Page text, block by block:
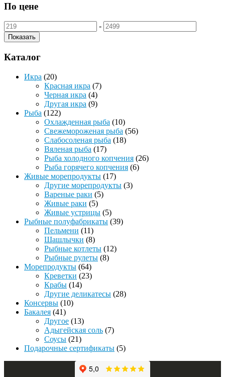
По цене
-
Показать
Каталог
Икра (20)
Красная икра (7)
Черная икра (4)
Другая икра (9)
Рыба (122)
Охлажденная рыба (10)
Свежемороженая рыба (56)
Слабосоленая рыба (18)
Вяленая рыба (17)
Рыба холодного копчения (26)
Рыба горячего копчения (6)
Живые морепродукты (17)
Другие морепродукты (3)
Вареные раки (5)
Живые раки (5)
Живые устрицы (5)
Рыбные полуфабрикаты (39)
Пельмени (11)
Шашлычки (8)
Рыбные котлеты (12)
Рыбные рулеты (8)
Морепродукты (64)
Креветки (23)
Крабы (14)
Другие деликатесы (28)
Консервы (10)
Бакалея (41)
Другое (13)
Адыгейская соль (7)
Соусы (21)
Подарочные сертификаты (5)